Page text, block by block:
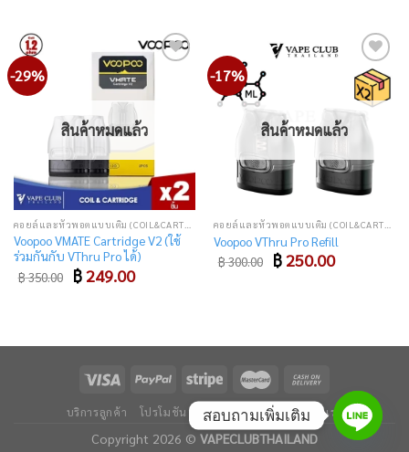
-29%
wishlist
สินค้าหมดแล้ว
Voopoo VMATE Cartridge V2 (ใช้
ร่วมกันกับ VThru Pro ได้)
฿350.00 Original
price
฿249.00Current
price
-17%
Add
to
wishlist
สินค้าหมดแล้ว
Voopoo VThru Pro Refill
฿300.00 Original
price
฿250.00Current
price
บริการลูกค้า โปรโมชัน ข่าวและบทความ ติดต่อเรา
Copyright 2026 © VAPECLUBTHAILAND
สอบถามเพิ่มเติม